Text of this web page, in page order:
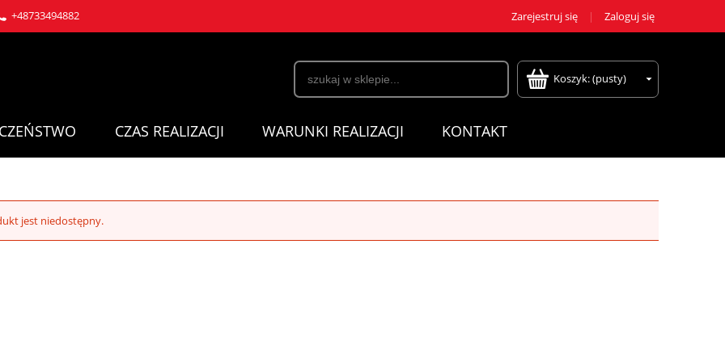
+48733494882 Zarejestruj się Zaloguj się
Koszyk:(pusty)
CZAS REALIZACJI WARUNKI REALIZACJI KONTAKT
jest niedostępny.